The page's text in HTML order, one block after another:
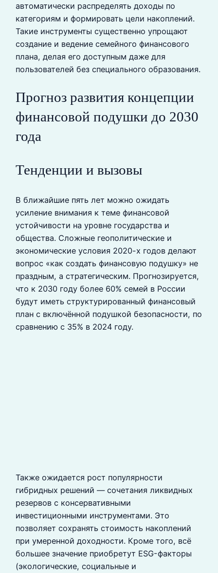
автоматически распределять доходы по
категориям и формировать цели накоплений.
Такие инструменты существенно упрощают
создание и ведение семейного финансового
плана, делая его доступным даже для
пользователей без специального образования.
Прогноз развития концепции
финансовой подушки до 2030
года
Тенденции и вызовы
В ближайшие пять лет можно ожидать
усиление внимания к теме финансовой
устойчивости на уровне государства и
общества. Сложные геополитические и
экономические условия 2020-х годов делают
вопрос «как создать финансовую подушку» не
праздным, а стратегическим. Прогнозируется,
что к 2030 году более 60% семей в России
будут иметь структурированный финансовый
план с включённой подушкой безопасности, по
сравнению с 35% в 2024 году.
Также ожидается рост популярности
гибридных решений — сочетания ликвидных
резервов с консервативными
инвестиционными инструментами. Это
позволяет сохранять стоимость накоплений
при умеренной доходности. Кроме того, всё
большее значение приобретут ESG-факторы
(экологические, социальные и